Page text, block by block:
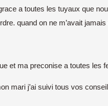
a toutes les tuyaux que
quand on ne m’avait
et ma preconise a toutes les
mari j’ai suivi tous vos